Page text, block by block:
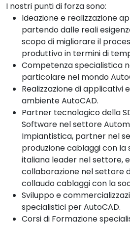
I nostri punti di forza sono:
Ideazione e realizzazione
partendo dalle reali
scopo di migliorare il
produttivo in termini di
​Competenza specialistica
particolare nel mondo
​Realizzazione di applicativi
ambiente AutoCAD.
Partner tecnologico della
Software nel settore
Impiantistica, partner nel
produzione cablaggi con la
italiana leader nel settore,
collaborazione nel settore
collaudo cablaggi con la
Sviluppo e
specialistici per AutoCAD.
Corsi di Formazione